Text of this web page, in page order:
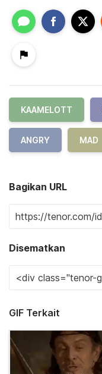
KAAMELOTT
ANGRY MAD
Bagikan URL
Disematkan
GIF Terkait